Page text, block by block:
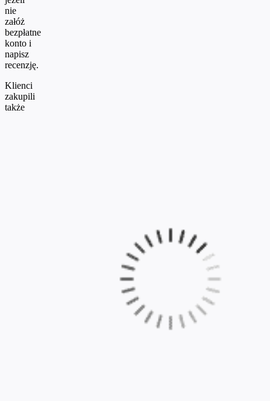
nie
załóż
bezpłatne
konto i
napisz
recenzję.
Klienci
zakupili
także